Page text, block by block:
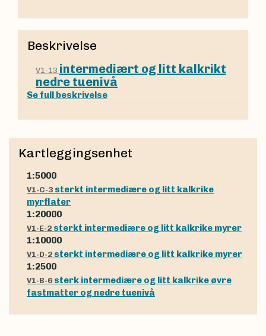
Beskrivelse
V1-13 intermediært og litt kalkrikt
nedre tuenivå
Se full beskrivelse
Kartleggingsenhet
1:5000
V1-C-3 sterkt intermediære og litt kalkrike
myrflater
1:20000
V1-E-2 sterkt intermediære og litt kalkrike myrer
1:10000
V1-D-2 sterkt intermediære og litt kalkrike myrer
1:2500
V1-B-6 sterk intermediære og litt kalkrike øvre
fastmatter og nedre tuenivå